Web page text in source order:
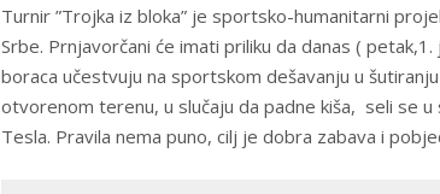
Turnir ”Trojka iz bloka” je sportsko-humanitarni
Srbe. Prnjavorčani će imati priliku da danas (
boraca učestvuju na sportskom dešavanju u
otvorenom terenu, u slučaju da padne kiša, seli se u
Tesla. Pravila nema puno, cilj je dobra zabava i